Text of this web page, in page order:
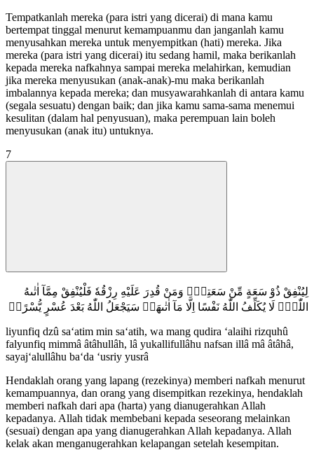
Tempatkanlah mereka (para istri yang dicerai) di mana kamu
bertempat tinggal menurut kemampuanmu dan janganlah kamu
menyusahkan mereka untuk menyempitkan (hati) mereka. Jika
mereka (para istri yang dicerai) itu sedang hamil, maka berikanlah
kepada mereka nafkahnya sampai mereka melahirkan, kemudian
jika mereka menyusukan (anak-anak)-mu maka berikanlah
imbalannya kepada mereka; dan musyawarahkanlah di antara kamu
(segala sesuatu) dengan baik; dan jika kamu sama-sama menemui
kesulitan (dalam hal penyusuan), maka perempuan lain boleh
menyusukan (anak itu) untuknya.
7
لِيُنْفِقْ ذُوْ سَعَةٍ مِّنْ سَعَتِهٖۗ وَمَنْ قُدِرَ عَلَيْهِ رِزْقُهٗ فَلْيُنْفِقْ مِمَّآ اٰتٰىهُ
اللّٰهُۗ لَا يُكَلِّفُ اللّٰهُ نَفْسًا اِلَّا مَآ اٰتٰىهَاۗ سَيَجْعَلُ اللّٰهُ بَعْدَ عُسْرٍ يُّسْرًاࣖ
liyunfiq dzû sa‘atim min sa‘atih, wa mang qudira ‘alaihi rizquhû
falyunfiq mimmâ âtâhullâh, lâ yukallifullâhu nafsan illâ mâ âtâhâ,
sayaj‘alullâhu ba‘da ‘usriy yusrâ
Hendaklah orang yang lapang (rezekinya) memberi nafkah menurut
kemampuannya, dan orang yang disempitkan rezekinya, hendaklah
memberi nafkah dari apa (harta) yang dianugerahkan Allah
kepadanya. Allah tidak membebani kepada seseorang melainkan
(sesuai) dengan apa yang dianugerahkan Allah kepadanya. Allah
kelak akan menganugerahkan kelapangan setelah kesempitan.